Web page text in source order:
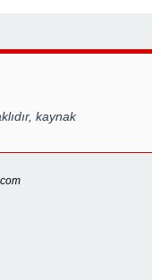
kaynak